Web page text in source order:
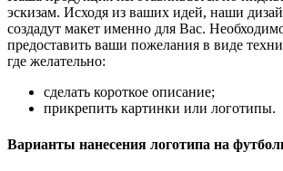
эскизам. Исходя из ваших идей, наши
создадут макет именно для Вас.
предоставить ваши пожелания в виде
где желательно:
сделать короткое описание;
прикрепить картинки или логотипы.
Варианты нанесения логотипа на